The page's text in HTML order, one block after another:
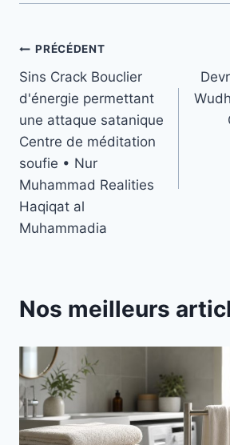
Navigation
de
l’article
PRÉCÉDENT
Sins Crack Bouclier
d'énergie permettant
une attaque satanique
Centre de méditation
soufie • Nur
Muhammad Realities
Haqiqat al
Muhammadia
Nos meilleurs